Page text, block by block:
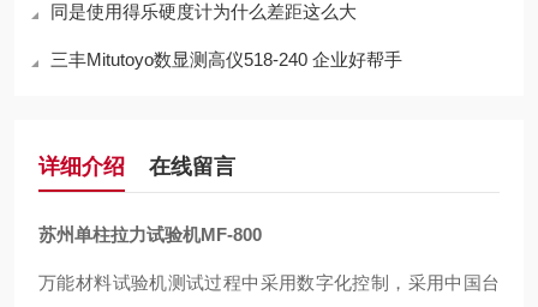
同是使用得乐硬度计为什么差距这么大
三丰Mitutoyo数显测高仪518-240 企业好帮手
详细介绍 在线留言
苏州单柱拉力试验机MF-800
万能材料试验机测试过程中采用数字化控制，采用中国台